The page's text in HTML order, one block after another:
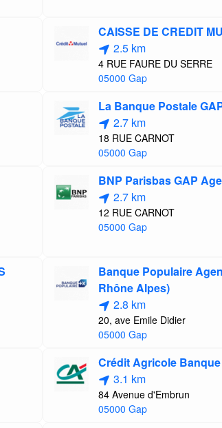
CAISSE DE CREDIT
2.5 km
4 RUE FAURE DU SERRE
05000 Gap
La Banque Postale
2.7 km
18 RUE CARNOT
05000 Gap
BNP Parisbas GAP
2.7 km
12 RUE CARNOT
05000 Gap
Banque Populaire
Rhône Alpes)
2.8 km
20, ave Emile Didier
05000 Gap
Crédit Agricole
3.1 km
84 Avenue d'Embrun
05000 Gap